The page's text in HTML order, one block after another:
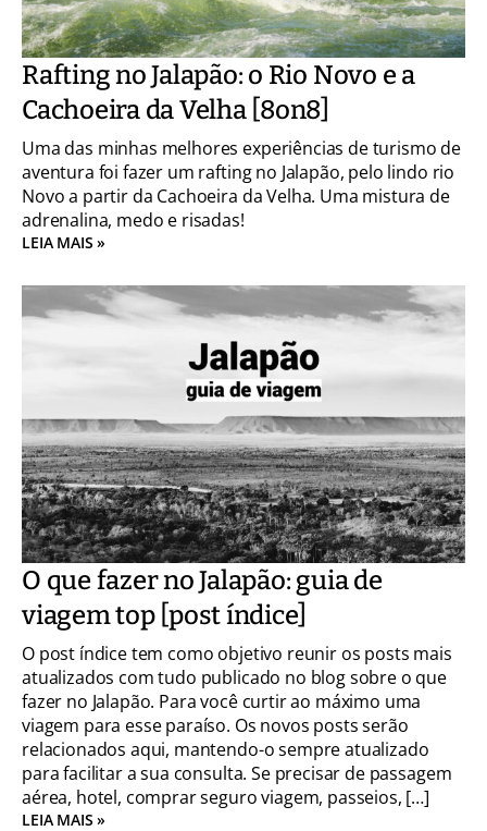
Rafting no Jalapão: o Rio Novo e a
Cachoeira da Velha [8on8]
Uma das minhas melhores experiências de turismo de
aventura foi fazer um rafting no Jalapão, pelo lindo rio
Novo a partir da Cachoeira da Velha. Uma mistura de
adrenalina, medo e risadas!
LEIA MAIS »
O que fazer no Jalapão: guia de
viagem top [post índice]
O post índice tem como objetivo reunir os posts mais
atualizados com tudo publicado no blog sobre o que
fazer no Jalapão. Para você curtir ao máximo uma
viagem para esse paraíso. Os novos posts serão
relacionados aqui, mantendo-o sempre atualizado
para facilitar a sua consulta. Se precisar de passagem
aérea, hotel, comprar seguro viagem, passeios, […]
LEIA MAIS »